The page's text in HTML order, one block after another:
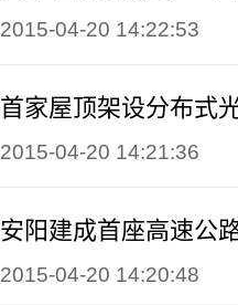
2015-04-20 14:22:53
首家屋顶架设分布式
2015-04-20 14:21:36
安阳建成首座高速公
2015-04-20 14:20:48